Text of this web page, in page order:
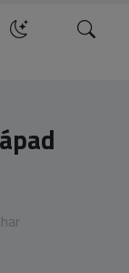
Hledat